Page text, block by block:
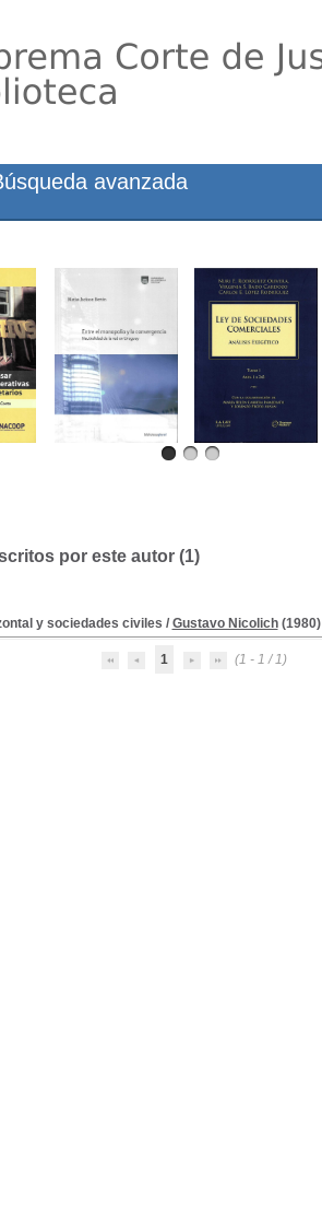
por este autor (1)
y sociedades civiles / Gustavo Nicolich(1980)
1 (1 - 1 / 1)
avanzada